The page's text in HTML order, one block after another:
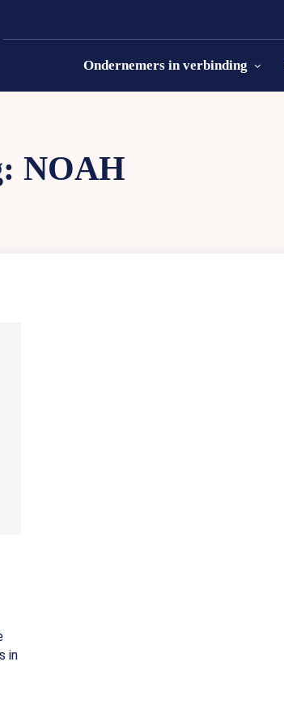
Ondernemers in verbinding
NOAH
in